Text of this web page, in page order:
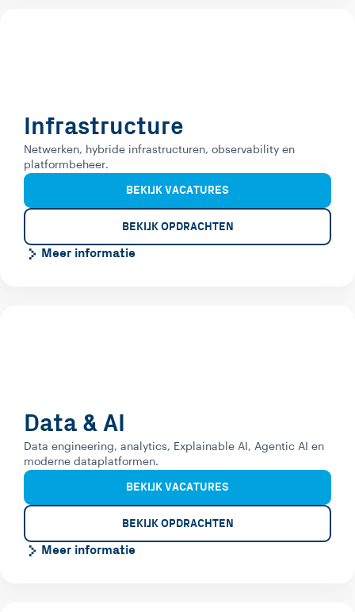
Infrastructure
Netwerken, hybride infrastructuren, observability en
platformbeheer.
BEKIJK VACATURES
BEKIJK OPDRACHTEN
Meer informatie
Data & AI
Data engineering, analytics, Explainable AI, Agentic AI en
moderne dataplatformen.
BEKIJK VACATURES
BEKIJK OPDRACHTEN
Meer informatie